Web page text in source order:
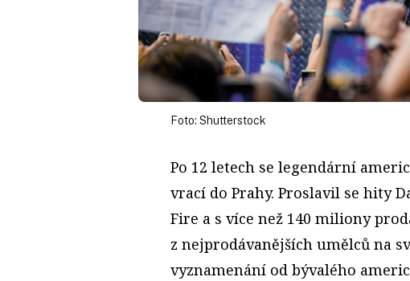
Foto: Shutterstock
Po 12 letech se legendární
vrací do Prahy. Proslavil se hity
Fire a s více než 140 miliony
z nejprodávanějších umělců na
vyznamenání od bývalého